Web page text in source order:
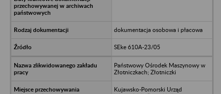
dokumentacja osobowa i płacowa
SEke 610A-23/05
Państwowy Ośrodek Maszynowy w
Złotniczkach; Złotniczki
Kujawsko-Pomorski Urząd